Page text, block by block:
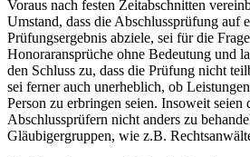
Voraus nach festen Zeitabschnitten
Umstand, dass die Abschlussprüfung auf
Prüfungsergebnis abziele, sei für die
Honoraransprüche ohne Bedeutung und
den Schluss zu, dass die Prüfung nicht
sei ferner auch unerheblich, ob
Person zu erbringen seien. Insoweit seien
Abschlussprüfern nicht anders zu
Gläubigergruppen, wie z.B.